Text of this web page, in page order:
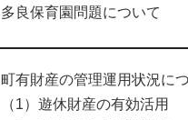
多良保育園問題について
町有財産の管理運用状況に
（1）遊休財産の有効活用